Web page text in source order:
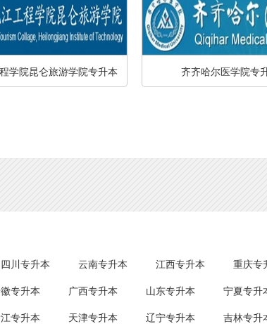
学院昆仑旅游学院专升本 齐齐哈尔医学院专
四川专升本 云南专升本 江西专升本 重庆专
专升本 广西专升本 山东专升本 宁夏专升
专升本 天津专升本 辽宁专升本 吉林专升